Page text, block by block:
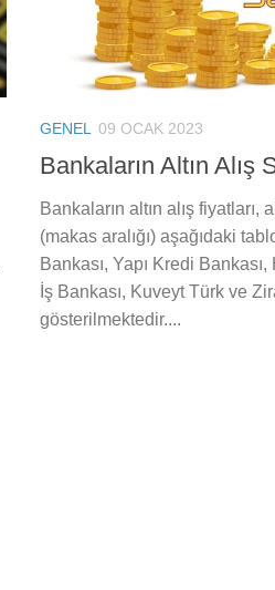
GENEL 09 OCAK 2023
Bankaların Altın Alış
Bankaların altın alış fiyatları,
(makas aralığı) aşağıdaki
Bankası, Yapı Kredi
İş Bankası, Kuveyt Türk ve
gösterilmektedir....